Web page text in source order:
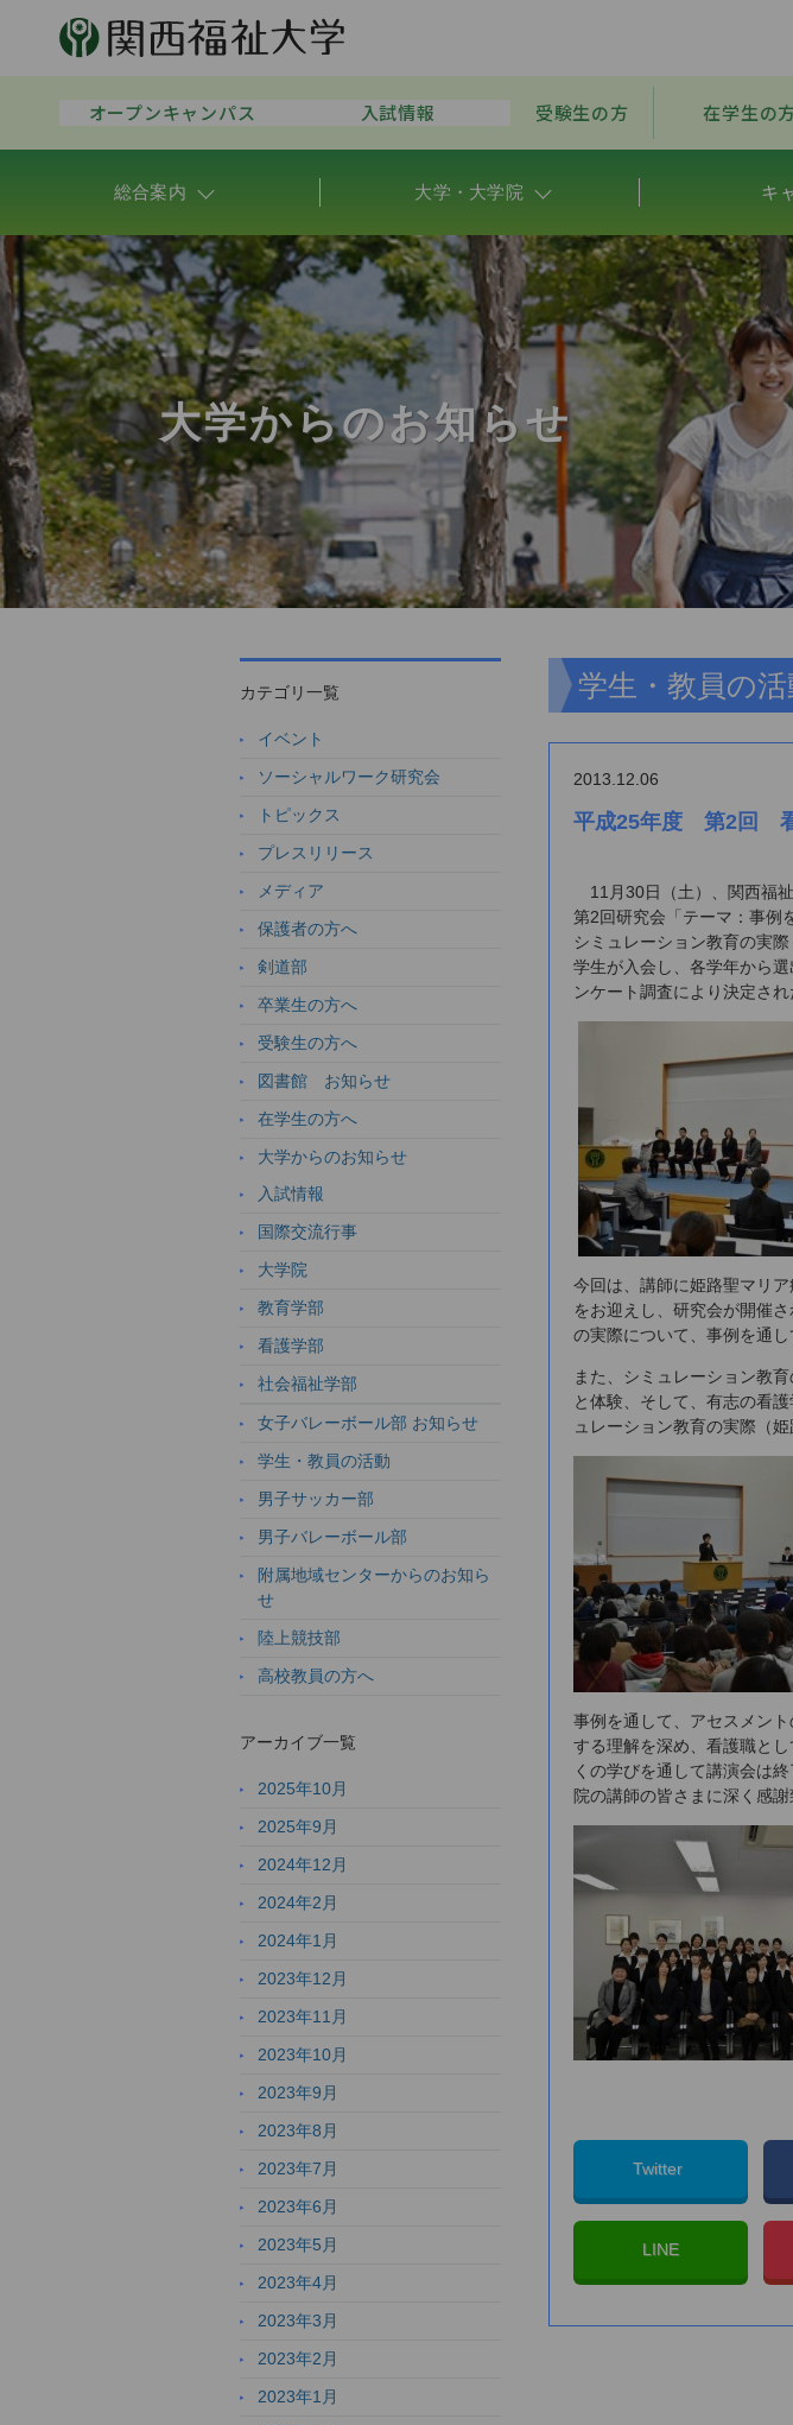
オープンキャンパス 入試情報 受験生の方 在学生の
総合案内 大学・大学院 キ
大学からのお知らせ
学生・教員の活
2013.12.06
平成25年度 第2回 看
11月30日（土）、関西福
第2回研究会「テーマ：事例
シミュレーション教育の実
学生が入会し、各学年から
ンケート調査により決定され
今回は、講師に姫路聖マリ
をお迎えし、研究会が開催
の実際について、事例を通
また、シミュレーション教
と体験、そして、有志の看
ュレーション教育の実際（
事例を通して、アセスメン
する理解を深め、看護職と
くの学びを通して講演会は
院の講師の皆さまに深く感
Twitter
LINE
カテゴリ一覧
イベント
ソーシャルワーク研究会
トピックス
プレスリリース
メディア
保護者の方へ
剣道部
卒業生の方へ
受験生の方へ
図書館 お知らせ
在学生の方へ
大学からのお知らせ
入試情報
国際交流行事
大学院
教育学部
看護学部
社会福祉学部
女子バレーボール部 お知らせ
学生・教員の活動
男子サッカー部
男子バレーボール部
附属地域センターからのお知ら
せ
陸上競技部
高校教員の方へ
アーカイブ一覧
2025年10月
2025年9月
2024年12月
2024年2月
2024年1月
2023年12月
2023年11月
2023年10月
2023年9月
2023年8月
2023年7月
2023年6月
2023年5月
2023年4月
2023年3月
2023年2月
2023年1月